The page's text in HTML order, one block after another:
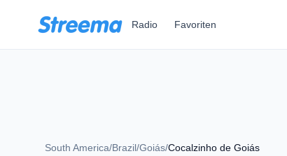
Radio Favoriten
South America/Brazil/Goiás/Cocalzinho de Goiás